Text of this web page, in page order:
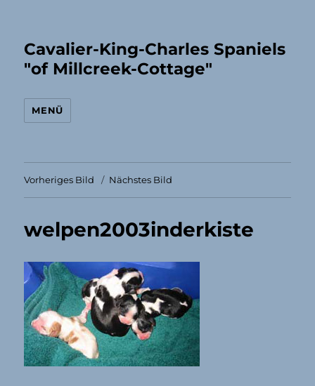
Cavalier-King-Charles Spaniels
"of Millcreek-Cottage"
MENÜ
Vorheriges Bild Nächstes Bild
welpen2003inderkiste